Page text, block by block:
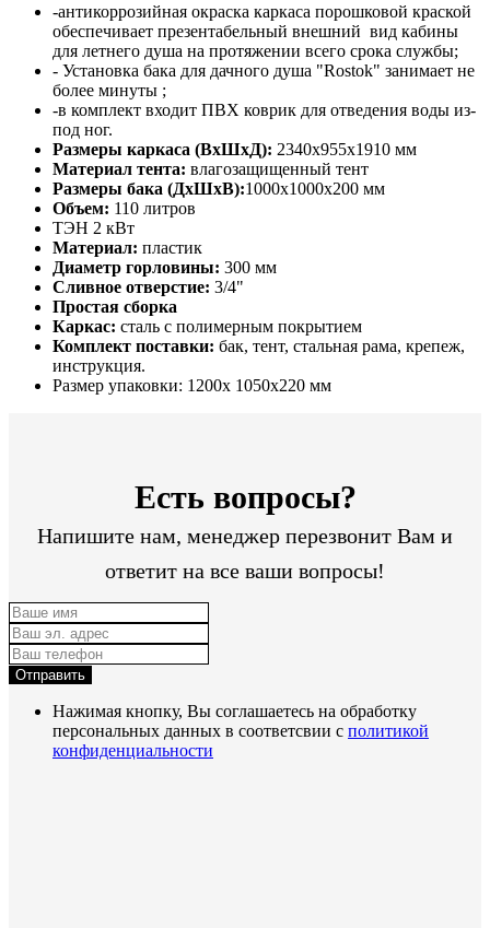
-антикоррозийная окраска каркаса порошковой краской
обеспечивает презентабельный внешний вид кабины
для летнего душа на протяжении всего срока службы;
- Установка бака для дачного душа "Rostok" занимает не
более минуты ;
-в комплект входит ПВХ коврик для отведения воды из-
под ног.
Размеры каркаса (ВхШхД): 2340x955x1910 мм
Материал тента: влагозащищенный тент
Размеры бака (ДхШхВ):1000х1000х200 мм
Объем: 110 литров
ТЭН 2 кВт
Материал: пластик
Диаметр горловины: 300 мм
Сливное отверстие: 3/4"
Простая сборка
Каркас: сталь с полимерным покрытием
Комплект поставки: бак, тент, стальная рама, крепеж,
инструкция.
Размер упаковки: 1200х 1050х220 мм
Есть вопросы?
Напишите нам, менеджер перезвонит Вам и
ответит на все ваши вопросы!
Отправить
Нажимая кнопку, Вы соглашаетесь на обработку
персональных данных в соответсвии с политикой
конфиденциальности